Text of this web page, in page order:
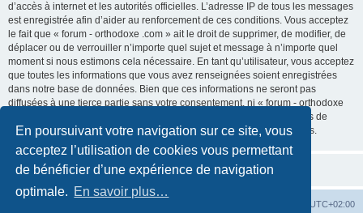
En poursuivant votre navigation sur ce site, vous
acceptez l’utilisation de cookies vous permettant
de bénéficier d’une expérience de navigation
optimale. En savoir plus…
d’accès à internet et les autorités officielles. L’adresse IP de tous les messages
est enregistrée afin d’aider au renforcement de ces conditions. Vous acceptez
le fait que « forum - orthodoxe .com » ait le droit de supprimer, de modifier, de
déplacer ou de verrouiller n’importe quel sujet et message à n’importe quel
moment si nous estimons cela nécessaire. En tant qu’utilisateur, vous acceptez
que toutes les informations que vous avez renseignées soient enregistrées
dans notre base de données. Bien que ces informations ne seront pas
diffusées à une tierce partie sans votre consentement, ni « forum - orthodoxe
.com », ni phpBB, ne pourront être tenus comme responsables en cas de
tentative de piratage informatique visant à compromettre vos données.
UTC+02:00